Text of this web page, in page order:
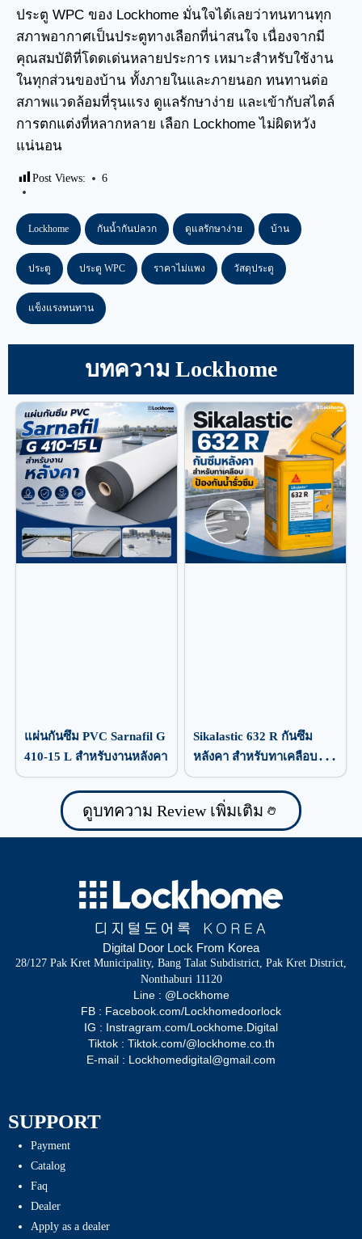
ประตู WPC ของ Lockhome มั่นใจได้เลยว่าทนทานทุก
สภาพอากาศเป็นประตูทางเลือกที่น่าสนใจ เนื่องจากมี
คุณสมบัติที่โดดเด่นหลายประการ เหมาะสำหรับใช้งาน
ในทุกส่วนของบ้าน ทั้งภายในและภายนอก ทนทานต่อ
สภาพแวดล้อมที่รุนแรง ดูแลรักษาง่าย และเข้ากับสไตล์
การตกแต่งที่หลากหลาย เลือก Lockhome ไม่ผิดหวัง
แน่นอน
Post Views: 6
Lockhome กันน้ำกันปลวก ดูแลรักษาง่าย บ้าน
ประตู ประตู WPC ราคาไม่แพง วัสดุประตู
แข็งแรงทนทาน
บทความ Lockhome
แผ่นกันซึม PVC Sarnafil G
410-15 L สำหรับงานหลังคา
Sikalastic 632 R กันซึม
หลังคา สำหรับทาเคลือบ
ป้องกันน้ำรั่วซึม
ดูบทความ Review เพิ่มเติม
Digital Door Lock From Korea
28/127 Pak Kret Municipality, Bang Talat Subdistrict, Pak Kret District,
Nonthaburi 11120
Line : @Lockhome
FB : Facebook.com/Lockhomedoorlock
IG : Instragram.com/Lockhome.Digital
Tiktok : Tiktok.com/@lockhome.co.th
E-mail : Lockhomedigital@gmail.com
SUPPORT
Payment
Catalog
Faq
Dealer
Apply as a dealer